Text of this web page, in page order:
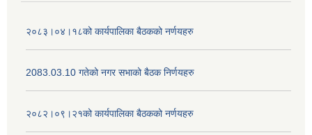
२०८३।०४।१८को कार्यपालिका बैठकको नर्णयहरु
2083.03.10 गतेको नगर सभाको बैठक निर्णयहरु
२०८२।०९।२१को कार्यपालिका बैठकको नर्णयहरु